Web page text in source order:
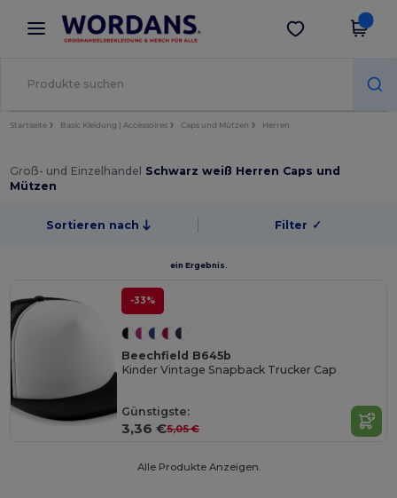
× Wordans App
Bessere Preise in der App!
App holen
Startseite Basic Kleidung | Accessoires Caps und Mützen Herren
Groß- und Einzelhandel Schwarz weiß Herren Caps und
Mützen
Sortieren nach Filter ✓
ein Ergebnis.
-33%
Beechfield B645b
Kinder Vintage Snapback Trucker Cap
Günstigste:
3,36 €5,05 €
Alle Produkte Anzeigen.